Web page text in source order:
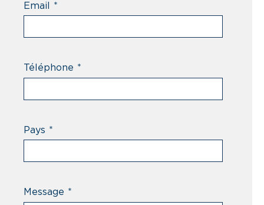
Email *
Téléphone *
Pays *
Message *